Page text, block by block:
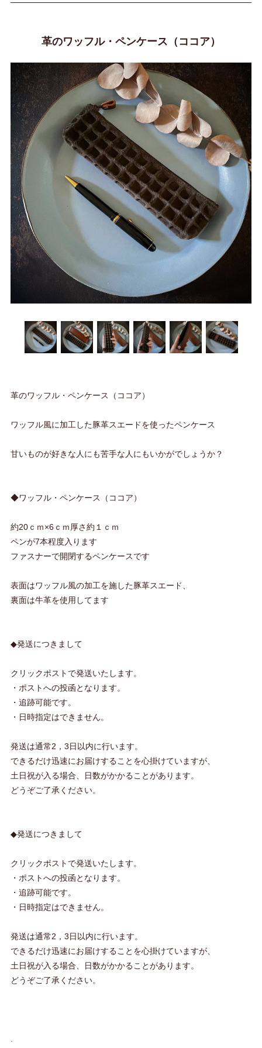
革のワッフル・ペンケース（ココア）
革のワッフル・ペンケース（ココア）
ワッフル風に加工した豚革スエードを使ったペンケース
甘いものが好きな人にも苦手な人にもいかがでしょうか？
◆ワッフル・ペンケース（ココア）
約20ｃｍ×6ｃｍ厚さ約１ｃｍ
ペンが7本程度入ります
ファスナーで開閉するペンケースです
表面はワッフル風の加工を施した豚革スエード、
裏面は牛革を使用してます
◆発送につきまして
クリックポストで発送いたします。
・ポストへの投函となります。
・追跡可能です。
・日時指定はできません。
発送は通常2，3日以内に行います。
できるだけ迅速にお届けすることを心掛けていますが、
土日祝が入る場合、日数がかかることがあります。
どうぞご了承ください。
◆発送につきまして
クリックポストで発送いたします。
・ポストへの投函となります。
・追跡可能です。
・日時指定はできません。
発送は通常2，3日以内に行います。
できるだけ迅速にお届けすることを心掛けていますが、
土日祝が入る場合、日数がかかることがあります。
どうぞご了承ください。
.